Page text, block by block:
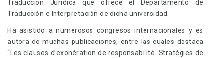
Traducción Jurídica que ofrece el Departamento de
Traducción e Interpretación de dicha universidad.
Ha asistido a numerosos congresos internacionales y es
autora de muchas publicaciones, entre las cuales destaca
“Les clauses d’exonération de responsabilité. Stratégies de